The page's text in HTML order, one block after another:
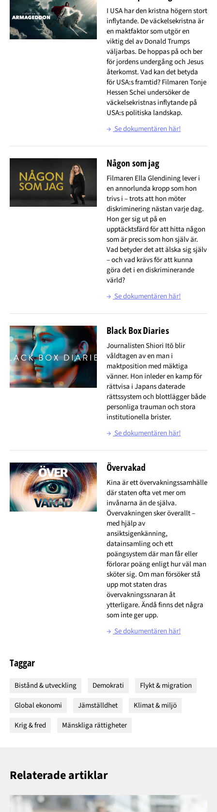
I USA har den kristna högern stort
inflytande. De väckelsekristna är
en maktfaktor som utgör en
viktig del av Donald Trumps
väljarbas. De hoppas på och ber
för jordens undergång och Jesus
återkomst. Vad kan det betyda
för USA:s framtid? Filmaren Tonje
Hessen Schei undersöker de
väckelsekristnas inflytande på
USA:s politiska landskap.
→Se dokumentären här!
Någon som jag
Filmaren Ella Glendining lever i
en annorlunda kropp som hon
trivs i – trots att hon möter
diskriminering nästan varje dag.
Hon ger sig ut på en
upptäcktsfärd för att hitta någon
som är precis som hon själv är.
Vad betyder det att älska sig själv
– och vad krävs för att kunna
göra det i en diskriminerande
värld?
→Se dokumentären här!
Black Box Diaries
Journalisten Shiori Itō blir
våldtagen av en man i
maktposition med mäktiga
vänner. Hon inleder en kamp för
rättvisa i Japans daterade
rättssystem och blottlägger både
personliga trauman och stora
institutionella brister.
→Se dokumentären här!
Övervakad
Kina är ett övervakningssamhälle
där staten ofta vet mer om
invånarna än de själva.
Övervakningen sker överallt –
med hjälp av
ansiktsigenkänning,
datainsamling och ett
poängsystem där man får eller
förlorar poäng enligt hur väl man
sköter sig. Om man försöker stå
upp mot staten dras
övervakningssnaran åt
ytterligare. Ändå finns det några
som inte ger upp.
→Se dokumentären här!
Taggar
Bistånd & utveckling Demokrati
Flykt & migration
Global ekonomi
Jämställdhet
Klimat & miljö
Krig & fred
Mänskliga rättigheter
Relaterade artiklar